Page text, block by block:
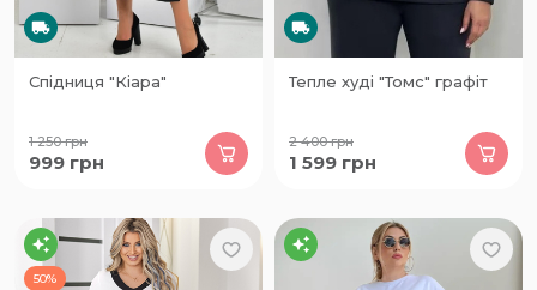
Спідниця "Кіара"
1 250грн
999 грн
Тепле худі "Томс" графіт
2 400грн
1 599 грн
50%